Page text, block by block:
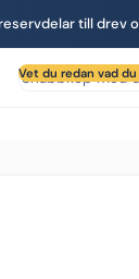
till drev
Vet du redan vad
Sök produkt